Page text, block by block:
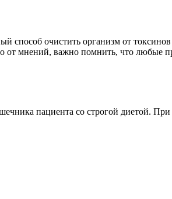
способ очистить организм от
от мнений, важно помнить, что любые
пациента со строгой диетой. При